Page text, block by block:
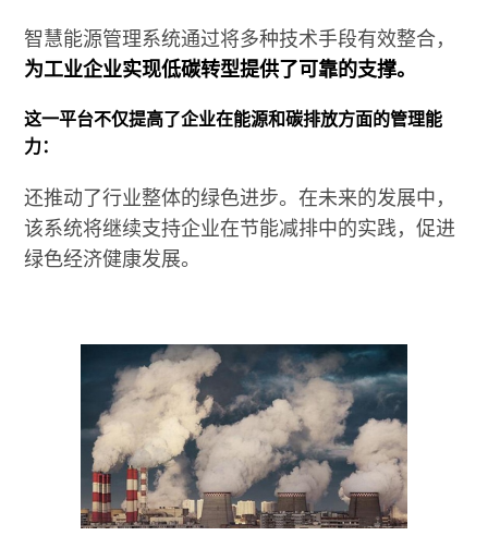
智慧能源管理系统通过将多种技术手段有效整合，
为工业企业实现低碳转型提供了可靠的支撑。
这一平台不仅提高了企业在能源和碳排放方面的管理能
力：
还推动了行业整体的绿色进步。在未来的发展中，
该系统将继续支持企业在节能减排中的实践，促进
绿色经济健康发展。